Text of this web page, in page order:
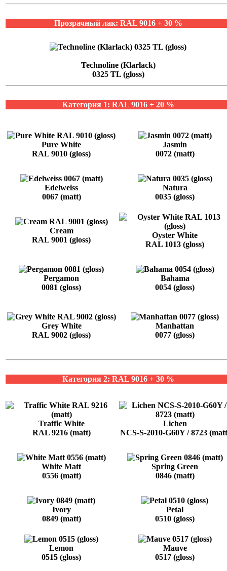
Прозрачный лак: RAL 9016 + 30 %
Technoline (Klarlack)
0325 TL (gloss)
Категория 1: RAL 9016 + 20 %
Pure White
RAL 9010 (gloss)
Jasmin
0072 (matt)
Edelweiss
0067 (matt)
Natura
0035 (gloss)
Cream
RAL 9001 (gloss)
Oyster White
RAL 1013 (gloss)
Pergamon
0081 (gloss)
Bahama
0054 (gloss)
Grey White
RAL 9002 (gloss)
Manhattan
0077 (gloss)
Категория 2: RAL 9016 + 30 %
Traffic White
RAL 9216 (matt)
Lichen
NCS-S-2010-G60Y / 8723
White Matt
0556 (matt)
Spring Green
0846 (matt)
Ivory
0849 (matt)
Petal
0510 (gloss)
Lemon
0515 (gloss)
Mauve
0517 (gloss)